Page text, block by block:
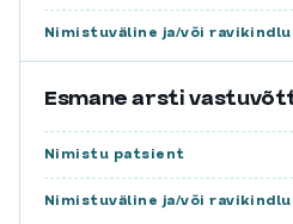
Nimistuväline ja/või
Esmane arsti
Nimistu patsient
Nimistuväline ja/või